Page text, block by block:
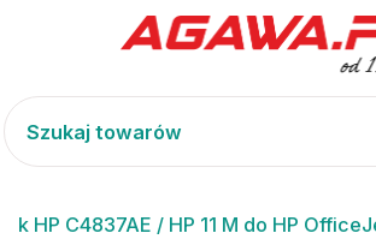
HP C4837AE / HP 11 M do HP